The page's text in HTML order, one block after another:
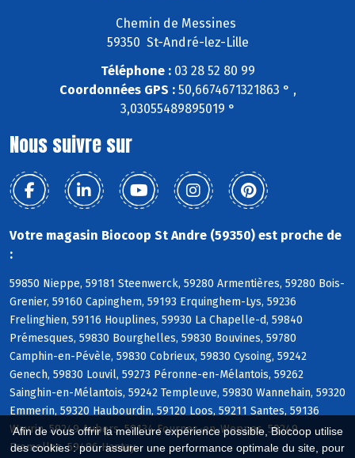
Afin de vous offrir la meilleure expérience possible, Biocoop utilise
des cookies : pour assurer une performance optimale du site, pour
Chemin de Messines
59350 St-André-lez-Lille
Téléphone :03 28 52 80 99
Coordonnées GPS :50,6674671321863 ° ,
3,03055489895019 °
Nous suivre sur
Votre magasin Biocoop St Andre (59350) est proche de
:
59850 Nieppe, 59181 Steenwerck, 59280 Armentières, 59280 Bois-
Grenier, 59160 Capinghem, 59193 Erquinghem-Lys, 59236
Frelinghien, 59116 Houplines, 59930 La Chapelle-d, 59840
Prémesques, 59830 Bourghelles, 59830 Bouvines, 59780
Camphin-en-Pévèle, 59830 Cobrieux, 59830 Cysoing, 59242
Genech, 59830 Louvil, 59273 Péronne-en-Mélantois, 59262
Sainghin-en-Mélantois, 59242 Templeuve, 59830 Wannehain, 59320
Emmerin, 59320 Haubourdin, 59120 Loos, 59211 Santes, 59136
Wavrin, 59249 Aubers, 59134 Fournes-en-Weppes, 59249
Fromelles, 59496 Hantay